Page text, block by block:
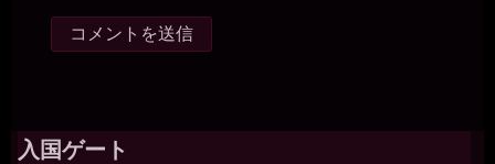
入国ゲート
一枚の銀貨
2026年7月18日 - 21:58
うう。。最近は。。男性に使っていただく時に。。オナニーショー
のお願いして。。許可をいただいてしています。。